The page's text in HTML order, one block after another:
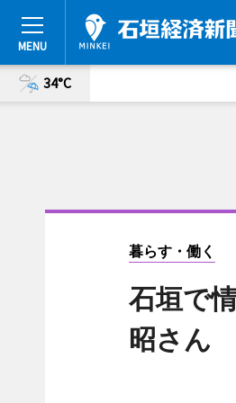
34°C
暮らす・働く
石垣で
昭さん